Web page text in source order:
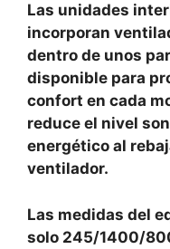
Las unidades
incorporan
dentro de unos
disponible para
confort en cada
reduce el nivel
energético al
ventilador.
Las medidas del
solo 245/1400/